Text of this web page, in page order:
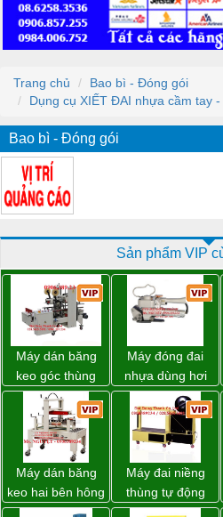
Trang chủ
Bao bì - Đóng gói
Dụng cụ XIẾT ĐAI nhựa cầm tay
Bao bì - Đóng gói
Sản phẩm VIP
Máy dán băng
keo góc thùng
carton giá tốt
Đồng Nai
Máy đóng đai
nhựa dùng hơi
khí nén WP-20
Máy dán băng
keo hai bên hông
thùng carton
Máy đai niềng
thùng tự động
DBA-80A Đài